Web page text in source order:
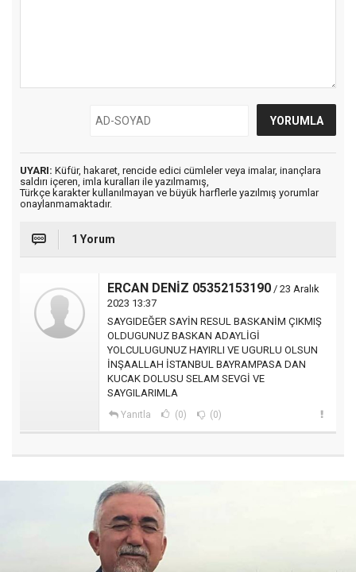
UYARI: Küfür, hakaret, rencide edici cümleler veya imalar, inançlara
saldırı içeren, imla kuralları ile yazılmamış,
Türkçe karakter kullanılmayan ve büyük harflerle yazılmış yorumlar
onaylanmamaktadır.
1 Yorum
ERCAN DENİZ 05352153190 / 23 Aralık
2023 13:37
SAYGIDEĞER SAYİN RESUL BASKANİM ÇIKMIŞ
OLDUGUNUZ BASKAN ADAYLİGİ
YOLCULUGUNUZ HAYIRLI VE UGURLU OLSUN
İNŞAALLAH İSTANBUL BAYRAMPASA DAN
KUCAK DOLUSU SELAM SEVGİ VE
SAYGILARIMLA
Yanıtla (0) (0)